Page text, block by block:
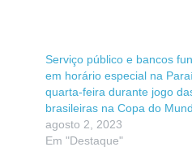
Serviço público e bancos
em horário especial na
quarta-feira durante jogo
brasileiras na Copa do
agosto 2, 2023
Em "Destaque"